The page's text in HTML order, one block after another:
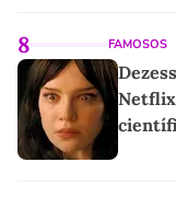
8 FAMOSOS
Netflix